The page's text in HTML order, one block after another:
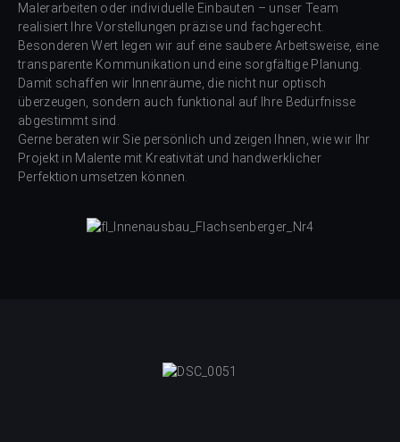
Malerarbeiten oder individuelle Einbauten – unser Team
realisiert Ihre Vorstellungen präzise und fachgerecht.
Besonderen Wert legen wir auf eine saubere Arbeitsweise, eine
transparente Kommunikation und eine sorgfältige Planung.
Damit schaffen wir Innenräume, die nicht nur optisch
überzeugen, sondern auch funktional auf Ihre Bedürfnisse
abgestimmt sind.
Gerne beraten wir Sie persönlich und zeigen Ihnen, wie wir Ihr
Projekt in Malente mit Kreativität und handwerklicher
Perfektion umsetzen können.